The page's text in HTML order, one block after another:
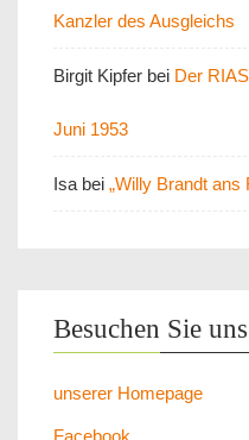
Kanzler des Ausgleichs
Birgit Kipfer bei Der
Juni 1953
Isabei „Willy Brandt ans
Besuchen Sie
unserer Homepage